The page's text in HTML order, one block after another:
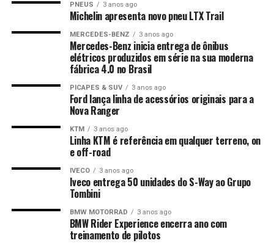
PNEUS 3 anos ago
Michelin apresenta novo pneu LTX Trail
MERCEDES-BENZ 3 anos ago
Mercedes-Benz inicia entrega de ônibus
elétricos produzidos em série na sua moderna
fábrica 4.0 no Brasil
PICAPES & SUV 3 anos ago
Ford lança linha de acessórios originais para a
Nova Ranger
KTM 3 anos ago
Linha KTM é referência em qualquer terreno, on
e off-road
IVECO 3 anos ago
Iveco entrega 50 unidades do S-Way ao Grupo
Tombini
BMW MOTORRAD 3 anos ago
BMW Rider Experience encerra ano com
treinamento de pilotos